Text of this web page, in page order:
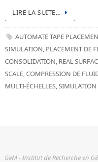
LIRE LA SUITE…
AUTOMATE TAPE
SIMULATION, PLACEMENT DE
CONSOLIDATION, REAL
SCALE,COMPRESSION DE
MULTI-ÉCHELLES,
GeM - Institut de Recherche en